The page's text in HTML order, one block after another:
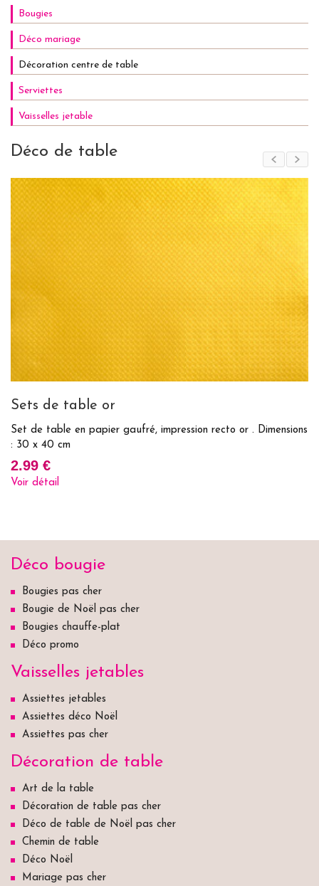
Bougies
Déco mariage
Décoration centre de table
Serviettes
Vaisselles jetable
Déco de table
Sets de table or
Set de table en papier gaufré, impression recto or . Dimensions
: 30 x 40 cm
2.99 €
Voir détail
Déco bougie
Bougies pas cher
Bougie de Noël pas cher
Bougies chauffe-plat
Déco promo
Vaisselles jetables
Assiettes jetables
Assiettes déco Noël
Assiettes pas cher
Décoration de table
Art de la table
Décoration de table pas cher
Déco de table de Noël pas cher
Chemin de table
Déco Noël
Mariage pas cher